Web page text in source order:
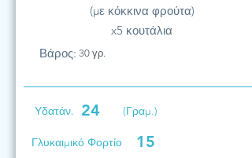
(με κόκκινα φρούτα)
x5 κουτάλια
Βάρος: 30 γρ.
Υδατάν. 24 (Γραμ.)
Γλυκαιμικό Φορτίο 15